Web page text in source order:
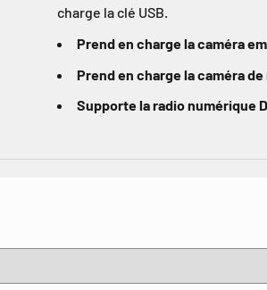
charge la clé USB.
Prend en charge la caméra
Prend en charge la caméra
Supporte la radio numérique